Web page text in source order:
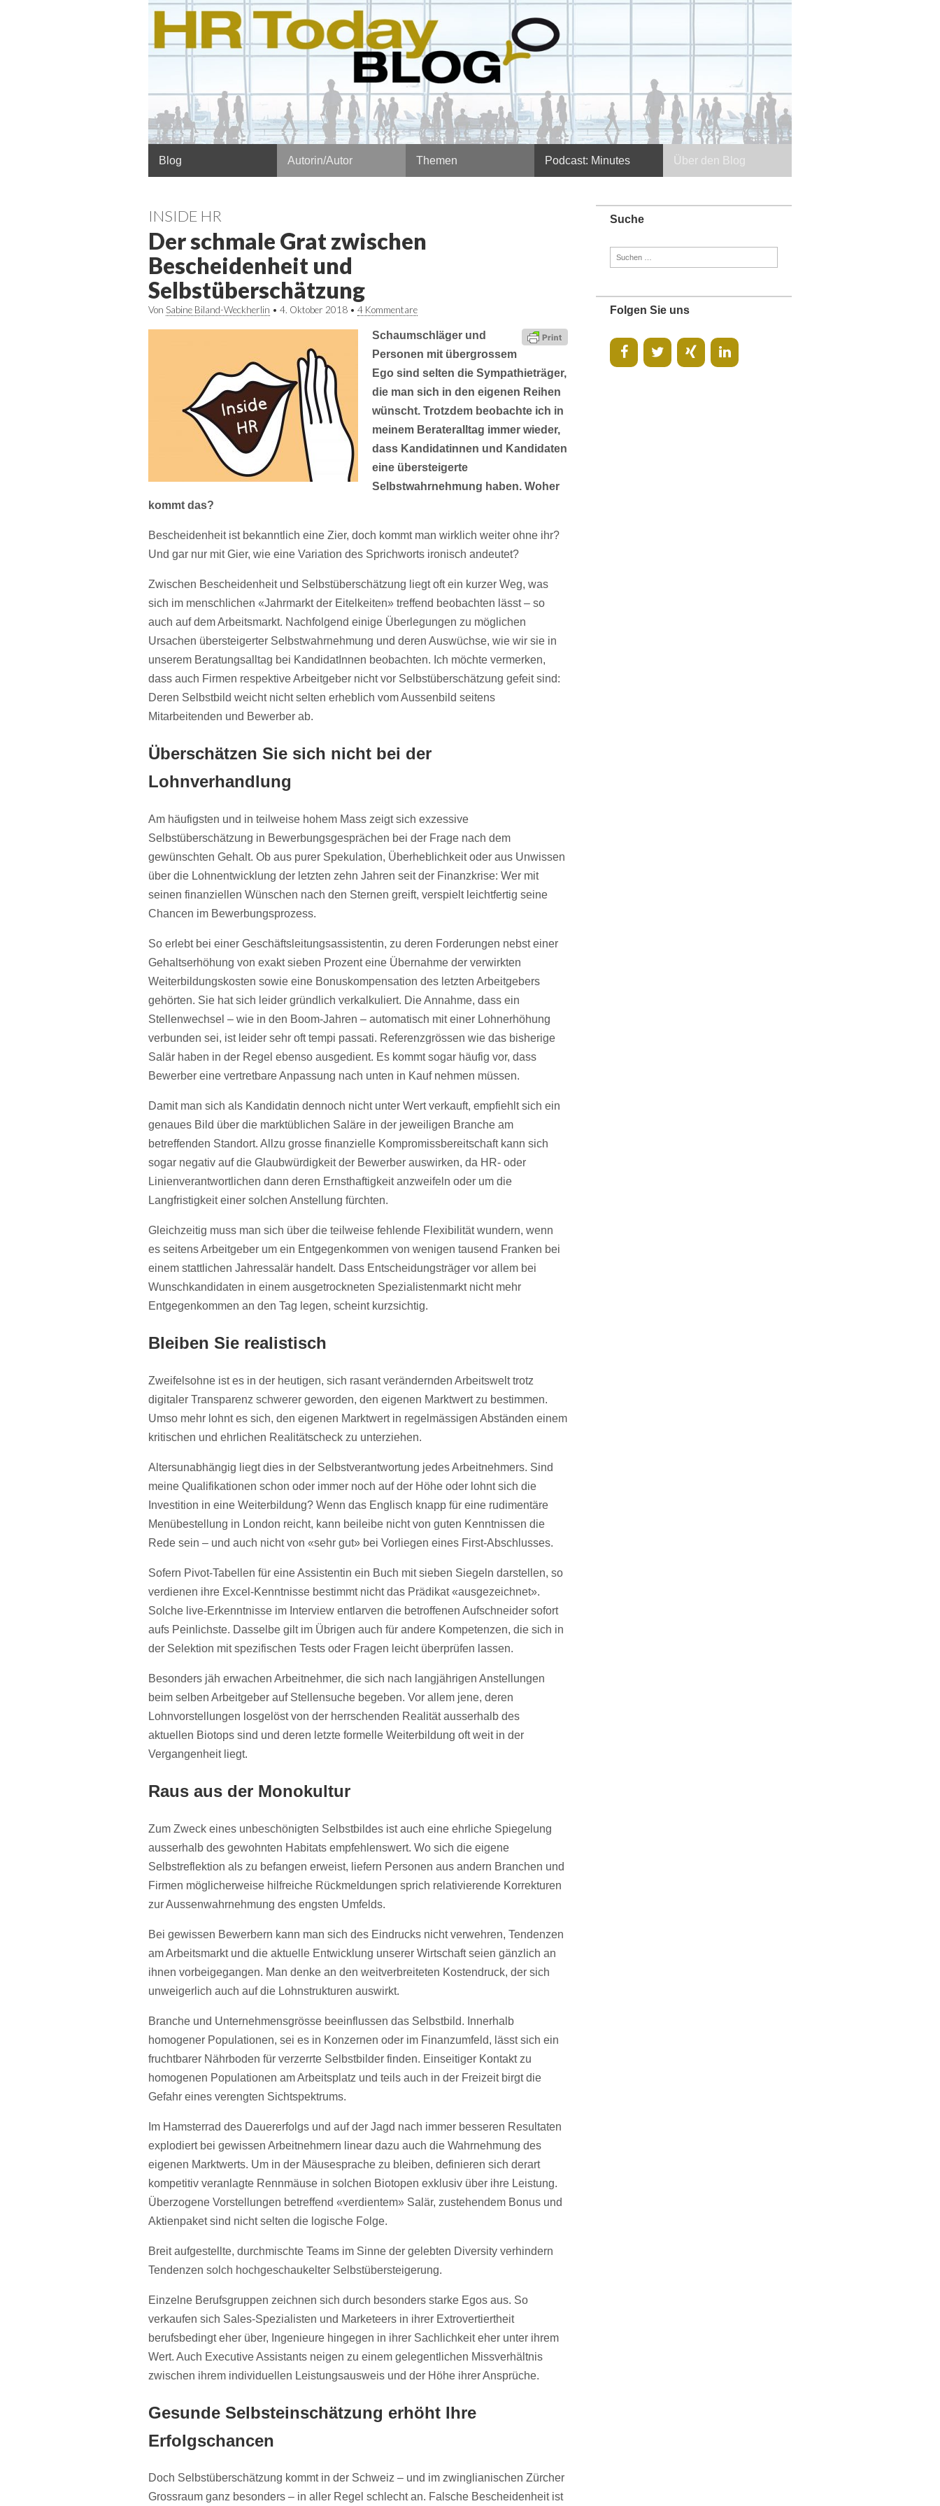
Hauptmenü
Blog Autorin/Autor Themen Podcast: Minutes Über den Blog
INSIDE HR
Der schmale Grat zwischen
Bescheidenheit und
Selbstüberschätzung
Von Sabine Biland-Weckherlin • 4. Oktober 2018 • 4 Kommentare
Schaumschläger und
Personen mit übergrossem
Ego sind selten die Sympathieträger,
die man sich in den eigenen Reihen
wünscht. Trotzdem beobachte ich in
meinem Berateralltag immer wieder,
dass Kandidatinnen und Kandidaten
eine übersteigerte
Selbstwahrnehmung haben. Woher
kommt das?
Bescheidenheit ist bekanntlich eine Zier, doch kommt man wirklich weiter ohne ihr?
Und gar nur mit Gier, wie eine Variation des Sprichworts ironisch andeutet?
Zwischen Bescheidenheit und Selbstüberschätzung liegt oft ein kurzer Weg, was
sich im menschlichen «Jahrmarkt der Eitelkeiten» treffend beobachten lässt – so
auch auf dem Arbeitsmarkt. Nachfolgend einige Überlegungen zu möglichen
Ursachen übersteigerter Selbstwahrnehmung und deren Auswüchse, wie wir sie in
unserem Beratungsalltag bei KandidatInnen beobachten. Ich möchte vermerken,
dass auch Firmen respektive Arbeitgeber nicht vor Selbstüberschätzung gefeit sind:
Deren Selbstbild weicht nicht selten erheblich vom Aussenbild seitens
Mitarbeitenden und Bewerber ab.
Überschätzen Sie sich nicht bei der
Lohnverhandlung
Am häufigsten und in teilweise hohem Mass zeigt sich exzessive
Selbstüberschätzung in Bewerbungsgesprächen bei der Frage nach dem
gewünschten Gehalt. Ob aus purer Spekulation, Überheblichkeit oder aus Unwissen
über die Lohnentwicklung der letzten zehn Jahren seit der Finanzkrise: Wer mit
seinen finanziellen Wünschen nach den Sternen greift, verspielt leichtfertig seine
Chancen im Bewerbungsprozess.
So erlebt bei einer Geschäftsleitungsassistentin, zu deren Forderungen nebst einer
Gehaltserhöhung von exakt sieben Prozent eine Übernahme der verwirkten
Weiterbildungskosten sowie eine Bonuskompensation des letzten Arbeitgebers
gehörten. Sie hat sich leider gründlich verkalkuliert. Die Annahme, dass ein
Stellenwechsel – wie in den Boom-Jahren – automatisch mit einer Lohnerhöhung
verbunden sei, ist leider sehr oft tempi passati. Referenzgrössen wie das bisherige
Salär haben in der Regel ebenso ausgedient. Es kommt sogar häufig vor, dass
Bewerber eine vertretbare Anpassung nach unten in Kauf nehmen müssen.
Damit man sich als Kandidatin dennoch nicht unter Wert verkauft, empfiehlt sich ein
genaues Bild über die marktüblichen Saläre in der jeweiligen Branche am
betreffenden Standort. Allzu grosse finanzielle Kompromissbereitschaft kann sich
sogar negativ auf die Glaubwürdigkeit der Bewerber auswirken, da HR- oder
Linienverantwortlichen dann deren Ernsthaftigkeit anzweifeln oder um die
Langfristigkeit einer solchen Anstellung fürchten.
Gleichzeitig muss man sich über die teilweise fehlende Flexibilität wundern, wenn
es seitens Arbeitgeber um ein Entgegenkommen von wenigen tausend Franken bei
einem stattlichen Jahressalär handelt. Dass Entscheidungsträger vor allem bei
Wunschkandidaten in einem ausgetrockneten Spezialistenmarkt nicht mehr
Entgegenkommen an den Tag legen, scheint kurzsichtig.
Bleiben Sie realistisch
Zweifelsohne ist es in der heutigen, sich rasant verändernden Arbeitswelt trotz
digitaler Transparenz schwerer geworden, den eigenen Marktwert zu bestimmen.
Umso mehr lohnt es sich, den eigenen Marktwert in regelmässigen Abständen einem
kritischen und ehrlichen Realitätscheck zu unterziehen.
Altersunabhängig liegt dies in der Selbstverantwortung jedes Arbeitnehmers. Sind
meine Qualifikationen schon oder immer noch auf der Höhe oder lohnt sich die
Investition in eine Weiterbildung? Wenn das Englisch knapp für eine rudimentäre
Menübestellung in London reicht, kann beileibe nicht von guten Kenntnissen die
Rede sein – und auch nicht von «sehr gut» bei Vorliegen eines First-Abschlusses.
Sofern Pivot-Tabellen für eine Assistentin ein Buch mit sieben Siegeln darstellen, so
verdienen ihre Excel-Kenntnisse bestimmt nicht das Prädikat «ausgezeichnet».
Solche live-Erkenntnisse im Interview entlarven die betroffenen Aufschneider sofort
aufs Peinlichste. Dasselbe gilt im Übrigen auch für andere Kompetenzen, die sich in
der Selektion mit spezifischen Tests oder Fragen leicht überprüfen lassen.
Besonders jäh erwachen Arbeitnehmer, die sich nach langjährigen Anstellungen
beim selben Arbeitgeber auf Stellensuche begeben. Vor allem jene, deren
Lohnvorstellungen losgelöst von der herrschenden Realität ausserhalb des
aktuellen Biotops sind und deren letzte formelle Weiterbildung oft weit in der
Vergangenheit liegt.
Raus aus der Monokultur
Zum Zweck eines unbeschönigten Selbstbildes ist auch eine ehrliche Spiegelung
ausserhalb des gewohnten Habitats empfehlenswert. Wo sich die eigene
Selbstreflektion als zu befangen erweist, liefern Personen aus andern Branchen und
Firmen möglicherweise hilfreiche Rückmeldungen sprich relativierende Korrekturen
zur Aussenwahrnehmung des engsten Umfelds.
Bei gewissen Bewerbern kann man sich des Eindrucks nicht verwehren, Tendenzen
am Arbeitsmarkt und die aktuelle Entwicklung unserer Wirtschaft seien gänzlich an
ihnen vorbeigegangen. Man denke an den weitverbreiteten Kostendruck, der sich
unweigerlich auch auf die Lohnstrukturen auswirkt.
Branche und Unternehmensgrösse beeinflussen das Selbstbild. Innerhalb
homogener Populationen, sei es in Konzernen oder im Finanzumfeld, lässt sich ein
fruchtbarer Nährboden für verzerrte Selbstbilder finden. Einseitiger Kontakt zu
homogenen Populationen am Arbeitsplatz und teils auch in der Freizeit birgt die
Gefahr eines verengten Sichtspektrums.
Im Hamsterrad des Dauererfolgs und auf der Jagd nach immer besseren Resultaten
explodiert bei gewissen Arbeitnehmern linear dazu auch die Wahrnehmung des
eigenen Marktwerts. Um in der Mäusesprache zu bleiben, definieren sich derart
kompetitiv veranlagte Rennmäuse in solchen Biotopen exklusiv über ihre Leistung.
Überzogene Vorstellungen betreffend «verdientem» Salär, zustehendem Bonus und
Aktienpaket sind nicht selten die logische Folge.
Breit aufgestellte, durchmischte Teams im Sinne der gelebten Diversity verhindern
Tendenzen solch hochgeschaukelter Selbstübersteigerung.
Einzelne Berufsgruppen zeichnen sich durch besonders starke Egos aus. So
verkaufen sich Sales-Spezialisten und Marketeers in ihrer Extrovertiertheit
berufsbedingt eher über, Ingenieure hingegen in ihrer Sachlichkeit eher unter ihrem
Wert. Auch Executive Assistants neigen zu einem gelegentlichen Missverhältnis
zwischen ihrem individuellen Leistungsausweis und der Höhe ihrer Ansprüche.
Gesunde Selbsteinschätzung erhöht Ihre
Erfolgschancen
Doch Selbstüberschätzung kommt in der Schweiz – und im zwinglianischen Zürcher
Grossraum ganz besonders – in aller Regel schlecht an. Falsche Bescheidenheit ist
Suche
Folgen Sie uns